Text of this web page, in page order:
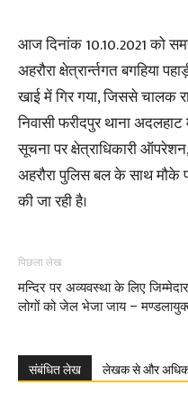
आज दिनांक 10.10.2021 को
अहरौरा क्षेत्रार्न्तगत बगहिया
खाई में गिर गया, जिससे चालक
निवासी फरीदपुर थाना अदलहाट
सूचना पर क्षेत्राधिकारी
अहरौरा पुलिस बल के साथ मौके
की जा रही है।
पिछला लेख
मन्दिर पर अव्यवस्था के लिए जिम्मेदार
लोगों को जेल भेजा जाय –
संबंधित लेख लेखक से और